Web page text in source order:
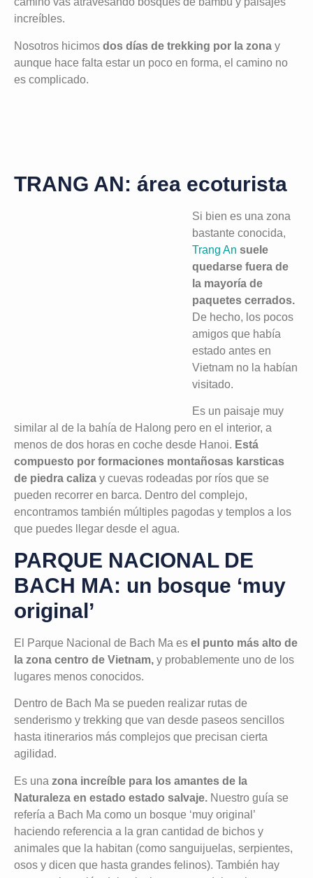
increíbles.
Nosotros hicimos dos días de trekking por la zona y
aunque hace falta estar un poco en forma, el camino no
es complicado.
TRANG AN: área ecoturista
Si bien es una zona
bastante conocida,
Trang An suele
quedarse fuera de
la mayoría de
paquetes cerrados.
De hecho, los pocos
amigos que había
estado antes en
Vietnam no la habían
visitado.
Es un paisaje muy
similar al de la bahía de Halong pero en el interior, a
menos de dos horas en coche desde Hanoi. Está
compuesto por formaciones montañosas karsticas
de piedra caliza y cuevas rodeadas por ríos que se
pueden recorrer en barca. Dentro del complejo,
encontramos también múltiples pagodas y templos a los
que puedes llegar desde el agua.
PARQUE NACIONAL DE
BACH MA: un bosque ‘muy
original’
El Parque Nacional de Bach Ma es el punto más alto de
la zona centro de Vietnam, y probablemente uno de los
lugares menos conocidos.
Dentro de Bach Ma se pueden realizar rutas de
senderismo y trekking que van desde paseos sencillos
hasta itinerarios más complejos que precisan cierta
agilidad.
Es una zona increíble para los amantes de la
Naturaleza en estado estado salvaje. Nuestro guía se
refería a Bach Ma como un bosque ‘muy original’
haciendo referencia a la gran cantidad de bichos y
animales que la habitan (como sanguijuelas, serpientes,
osos y dicen que hasta grandes felinos). También hay